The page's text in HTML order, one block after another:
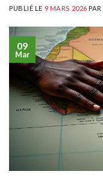
PUBLIÉ LE 9 MARS 2026 PAR
09
Mar